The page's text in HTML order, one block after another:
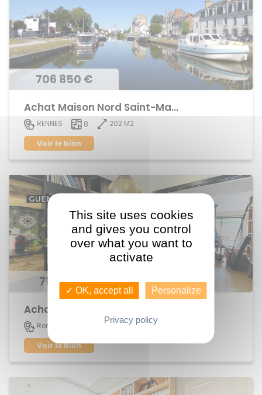
706 850 €
Achat Maison Nord Saint-Martin
RENNES 8
202 M2
Voir le bien
712 125 €
Achat Maison Sainte-Thérèse
Rennes
102 M2
Voir le bien
This site uses cookies
and gives you control
over what you want to
activate
✓ OK, accept all Personalize
Privacy policy